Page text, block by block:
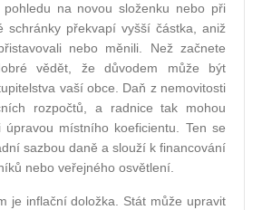
na novou složenku nebo při
schránky překvapí vyšší částka, aniž
nebo měnili. Než začnete
vědět, že důvodem může být
vaší obce. Daň z nemovitosti
rozpočtů, a radnice tak mohou
úpravou místního koeficientu. Ten se
sazbou daně a slouží k financování
nebo veřejného osvětlení.
je inflační doložka. Stát může upravit